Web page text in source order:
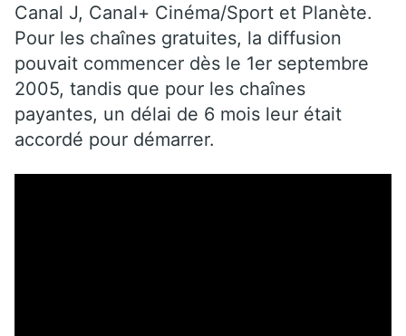
Canal J, Canal+ Cinéma/Sport et Planète.
Pour les chaînes gratuites, la diffusion
pouvait commencer dès le 1er septembre
2005, tandis que pour les chaînes
payantes, un délai de 6 mois leur était
accordé pour démarrer.